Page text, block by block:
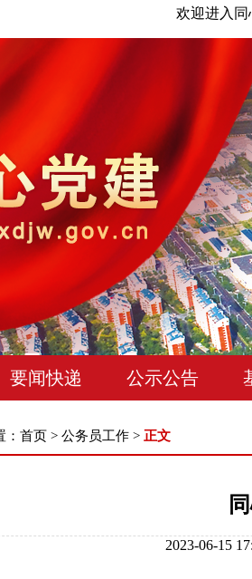
欢迎进入同
要闻快递 公示公告
首页 > 公务员工作 > 正文
2023-06-15